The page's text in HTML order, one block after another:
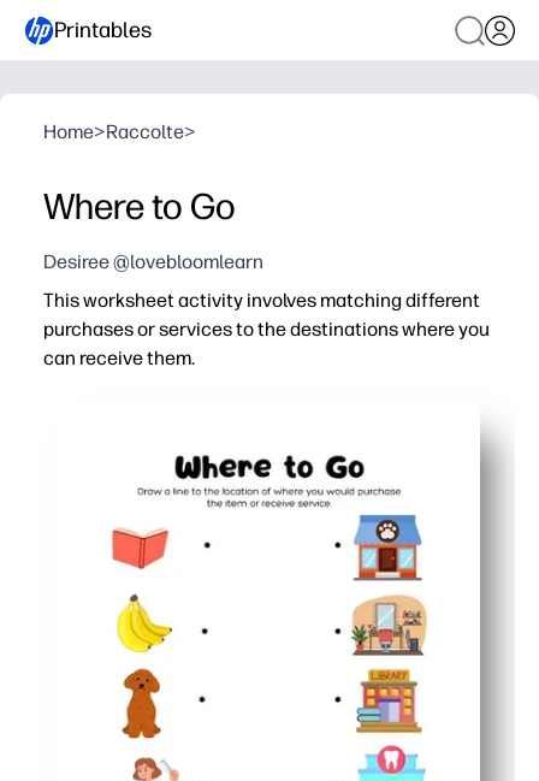
Printables
Home>Raccolte>
Where to Go
Desiree @lovebloomlearn
This worksheet activity involves matching different
purchases or services to the destinations where you
can receive them.